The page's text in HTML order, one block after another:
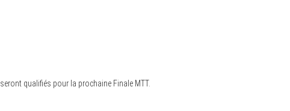
seront qualifiés pour la prochaine Finale MTT.